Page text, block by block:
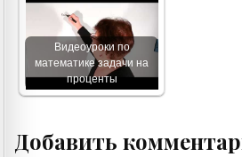
Видеоуроки по
математике задачи на
проценты
Добавить